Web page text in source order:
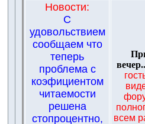
Новости:
С
удовольствием
сообщаем что
теперь
проблема с
коэфициентом
читаемости
решена
стопроцентно,
всем